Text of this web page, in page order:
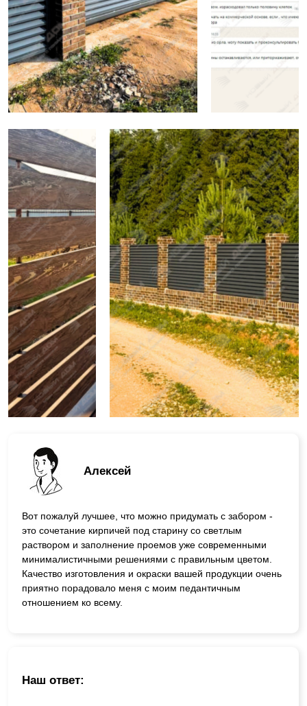
Алексей
Вот пожалуй лучшее, что можно придумать с забором -
это сочетание кирпичей под старину со светлым
раствором и заполнение проемов уже современными
минималистичными решениями с правильным цветом.
Качество изготовления и окраски вашей продукции очень
приятно порадовало меня с моим педантичным
отношением ко всему.
Наш ответ: